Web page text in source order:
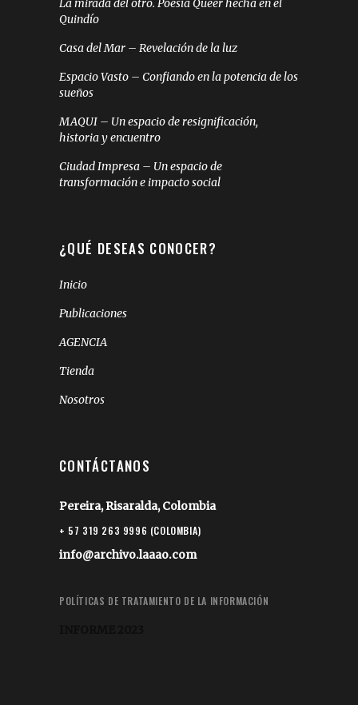
La mirada del otro. Poesía Queer hecha en el
Quindío
Casa del Mar – Revelación de la luz
Espacio Vasto – Confiando en la potencia de los
sueños
MAQUI – Un espacio de resignificación,
historia y encuentro
Ciudad Impresa – Un espacio de
transformación e impacto social
¿QUÉ DESEAS CONOCER?
Inicio
Publicaciones
AGENCIA
Tienda
Nosotros
CONTÁCTANOS
Pereira, Risaralda, Colombia
+ 57 319 263 9996 (COLOMBIA)
info@archivo.laaao.com
POLÍTICAS DE TRATAMIENTO DE LA INFORMACIÓN